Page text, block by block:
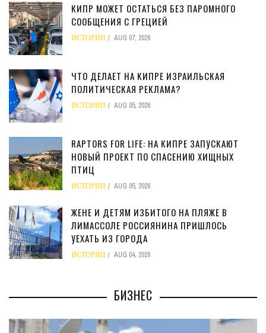
КИПР МОЖЕТ ОСТАТЬСЯ БЕЗ ПАРОМНОГО
СООБЩЕНИЯ С ГРЕЦИЕЙ
ИСТОРИИ AUG 07, 2026
ЧТО ДЕЛАЕТ НА КИПРЕ ИЗРАИЛЬСКАЯ
ПОЛИТИЧЕСКАЯ РЕКЛАМА?
ИСТОРИИ AUG 05, 2026
RAPTORS FOR LIFE: НА КИПРЕ ЗАПУСКАЮТ
НОВЫЙ ПРОЕКТ ПО СПАСЕНИЮ ХИЩНЫХ
ПТИЦ
ИСТОРИИ AUG 05, 2026
ЖЕНЕ И ДЕТЯМ ИЗБИТОГО НА ПЛЯЖЕ В
ЛИМАССОЛЕ РОССИЯНИНА ПРИШЛОСЬ
УЕХАТЬ ИЗ ГОРОДА
ИСТОРИИ AUG 04, 2026
БИЗНЕС